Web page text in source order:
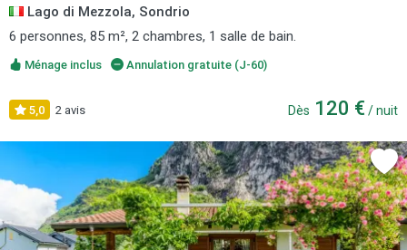
Lago di Mezzola, Sondrio
6 personnes, 85 m², 2 chambres, 1 salle de bain.
Ménage inclus Annulation gratuite (J-60)
5,0 2 avis Dès 120 € / nuit